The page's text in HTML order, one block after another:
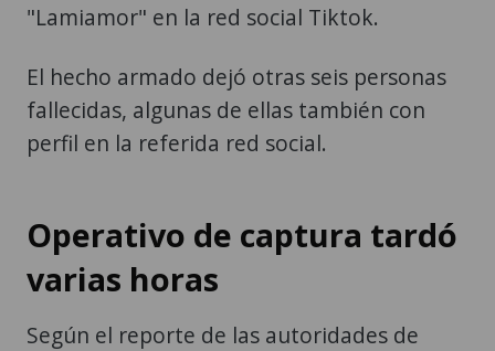
"Lamiamor" en la red social Tiktok.
El hecho armado dejó otras seis personas
fallecidas, algunas de ellas también con
perfil en la referida red social.
Operativo de captura tardó
varias horas
Según el reporte de las autoridades de